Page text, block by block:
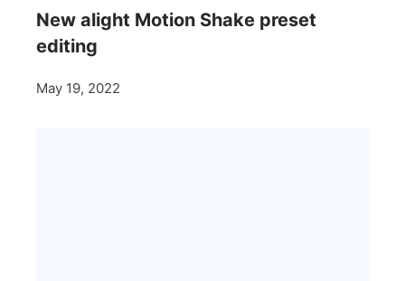
New alight Motion Shake preset
editing
May 19, 2022